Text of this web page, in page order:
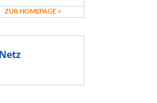
ZUR HOMEPAGE >